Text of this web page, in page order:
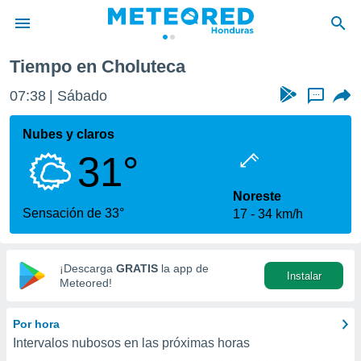
de
ha sido
calidad.
a este
las
y
digital
basada
Tiempo en Choluteca
07:38 Sábado ...
Nubes y claros
31°
Sensación de 33°
Noreste
17
34 km/h
¡Descarga GRATIS la app de
Meteored!
Instalar
Por hora
Intervalos nubosos en las próximas horas